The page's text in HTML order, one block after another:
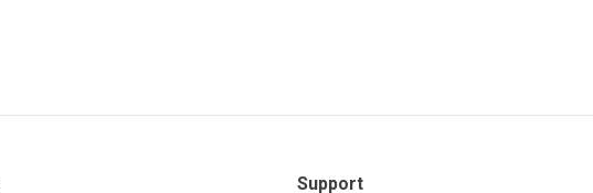
Support